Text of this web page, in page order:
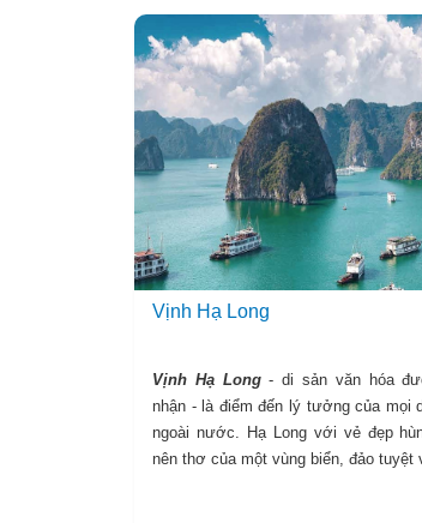
Vietsense travel đi tìm hiểu và
cực ấy nhé!
Vịnh Hạ Long
Vịnh Hạ Long- di sản văn hóa
nhận - là điểm đến lý tưởng của mọi
ngoài nước. Hạ Long với vẻ đẹp
nên thơ của một vùng biển, đảo tuyệt